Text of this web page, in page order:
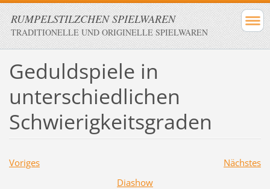
RUMPELSTILZCHEN SPIELWAREN
TRADITIONELLE UND ORIGINELLE SPIELWAREN
Geduldspiele in
unterschiedlichen
Schwierigkeitsgraden
Voriges
Nächstes
Diashow